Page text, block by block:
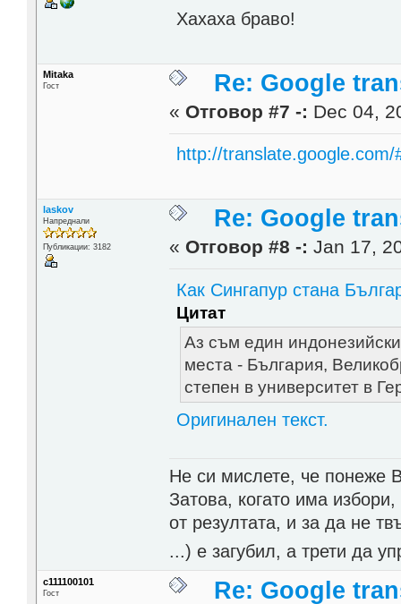
Хахаха браво!
Mitaka
Гост Re: Google
« Отговор #7 -: Dec 04,
http://
laskov
Напреднали
Публикации: 3182
Re: Google
« Отговор #8 -: Jan 17,
Как Сингапур стана
Цитат
Аз съм един
места - България,
степен в университет в
Оригинален текст.
Не си мислете, че понеже
Затова, когато има
от резултата, и за да не
...) е загубил, а трети да
c111100101
Гост Re: Google